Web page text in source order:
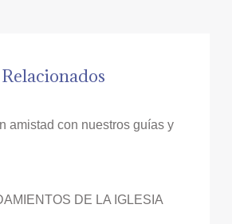
amistad con nuestros guías y
DE LA IGLESIA